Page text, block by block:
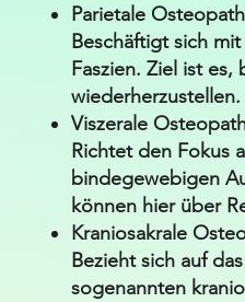
Parietale
Beschäftigt sich
Faszien. Ziel ist
wiederherzustellen.
Viszerale
Richtet den Fokus
bindegewebigen
können hier über
Kraniosakrale
Bezieht sich auf
sogenannten